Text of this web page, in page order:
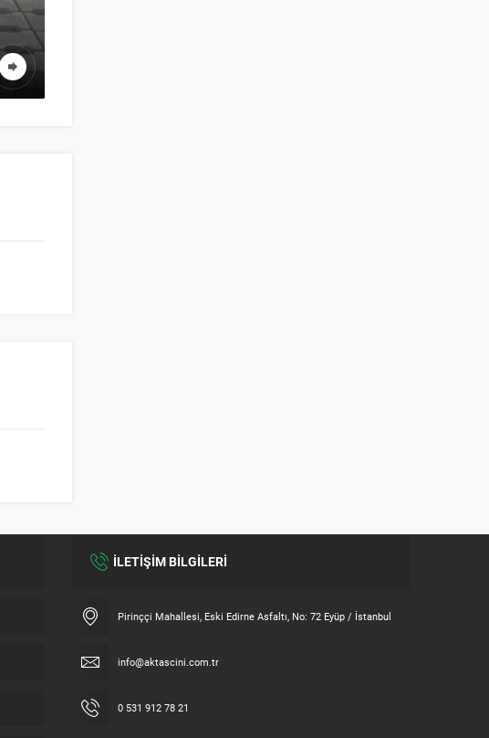
İLETİŞİM BİLGİLERİ
Pirinççi Mahallesi, Eski Edirne Asfaltı, No: 72 Eyüp / İstanbul
info@aktascini.com.tr
0 531 912 78 21